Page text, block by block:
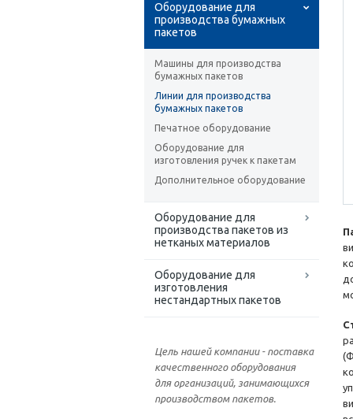
Оборудование для
производства бумажных
пакетов
Машины для производства
бумажных пакетов
Линии для производства
бумажных пакетов
Печатное оборудование
Оборудование для
изготовления ручек к пакетам
Дополнительное оборудование
Оборудование для
производства пакетов из
нетканых материалов
Оборудование для
изготовления
нестандартных пакетов
Цель нашей компании - поставка
качественного оборудования
для организаций, занимающихся
производством пакетов.